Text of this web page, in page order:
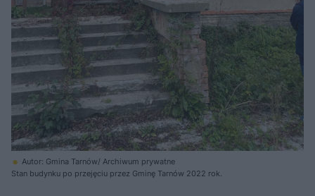
Autor: Gmina Tarnów/ Archiwum prywatne
Stan budynku po przejęciu przez Gminę Tarnów 2022 rok.